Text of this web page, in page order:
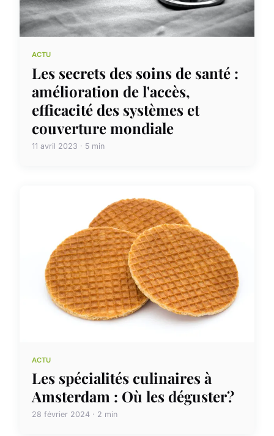
ACTU
Les secrets des soins de santé :
amélioration de l'accès,
efficacité des systèmes et
couverture mondiale
11 avril 2023 · 5 min
ACTU
Les spécialités culinaires à
Amsterdam : Où les déguster?
28 février 2024 · 2 min